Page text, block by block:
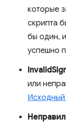
которые
скрипта
бы один,
успешно
или